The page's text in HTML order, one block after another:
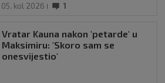
05. kol 2026 1
Vratar Kauna nakon 'petarde' u
Maksimiru: 'Skoro sam se
onesvijestio'